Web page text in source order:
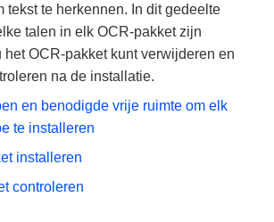
tekst te herkennen. In dit gedeelte
talen in elk OCR-pakket zijn
het OCR-pakket kunt verwijderen en
na de installatie.
en benodigde vrije ruimte om elk
te installeren
installeren
controleren